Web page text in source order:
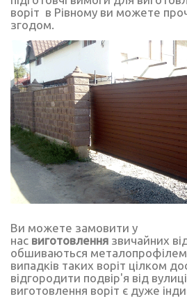
воріт в Рівному ви можете
згодом.
Ви можете замовити у
нас виготовлення звичайних
обшиваються металопрофілем.
випадків таких воріт цілком
відгородити подвір'я від
виготовлення воріт є дуже